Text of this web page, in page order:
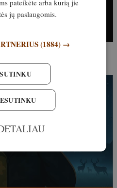
pateikėte arba kurią jie
jų paslaugomis.
(1884) →